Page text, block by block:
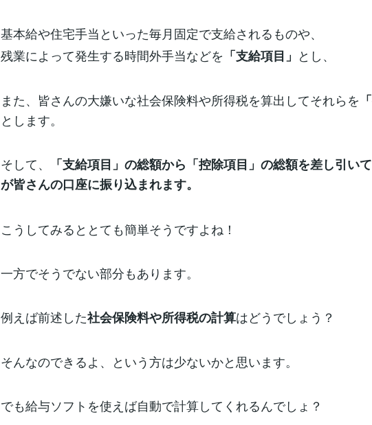
基本給や住宅手当といった毎月固定で支給されるものや、
残業によって発生する時間外手当などを 「支給項目」 とし、
また、皆さんの大嫌いな社会保険料や所得税を算出してそれらを
とします。
そして、
「支給項目」の総額から「控除項目」の総額を差し引い
が皆さんの口座に振り込まれます。
こうしてみるととても簡単そうですよね！
一方でそうでない部分もあります。
例えば前述した社会保険料や所得税の計算はどうでしょう？
そんなのできるよ、という方は少ないかと思います。
でも給与ソフトを使えば自動で計算してくれるんでしょ？